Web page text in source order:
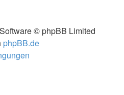
© phpBB Limited
phpBB.de